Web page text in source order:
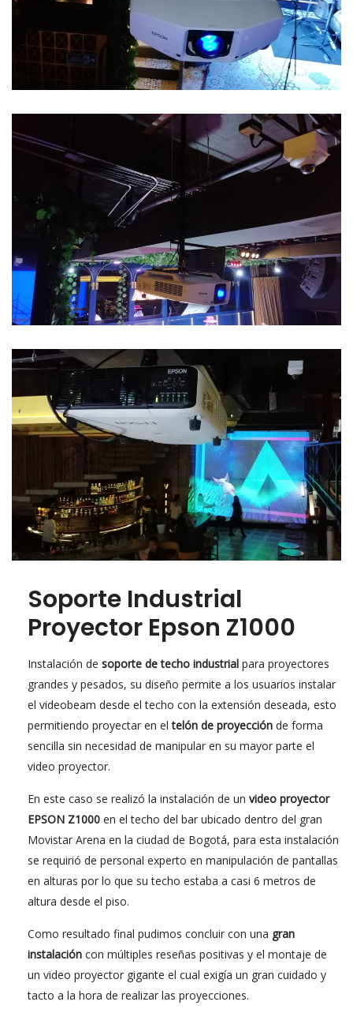
Soporte Industrial
Proyector Epson Z1000
Instalación de soporte de techo industrial para proyectores
grandes y pesados, su diseño permite a los usuarios instalar
el videobeam desde el techo con la extensión deseada, esto
permitiendo proyectar en eltelón de proyección de forma
sencilla sin necesidad de manipular en su mayor parte el
video proyector.
En este caso se realizó la instalación de un video proyector
EPSON Z1000 en el techo del bar ubicado dentro del gran
Movistar Arena en la ciudad de Bogotá, para esta instalación
se requirió de personal experto en manipulación de pantallas
en alturas por lo que su techo estaba a casi 6 metros de
altura desde el piso.
Como resultado final pudimos concluir con una gran
instalación con múltiples reseñas positivas y el montaje de
un video proyector gigante el cual exigía un gran cuidado y
tacto a la hora de realizar las proyecciones.